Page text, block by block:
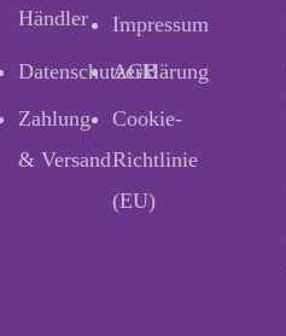
Händler
Impressum
Datenschutzerklärung
AGB
Zahlung
& Versand
Cookie-
Richtlinie
(EU)